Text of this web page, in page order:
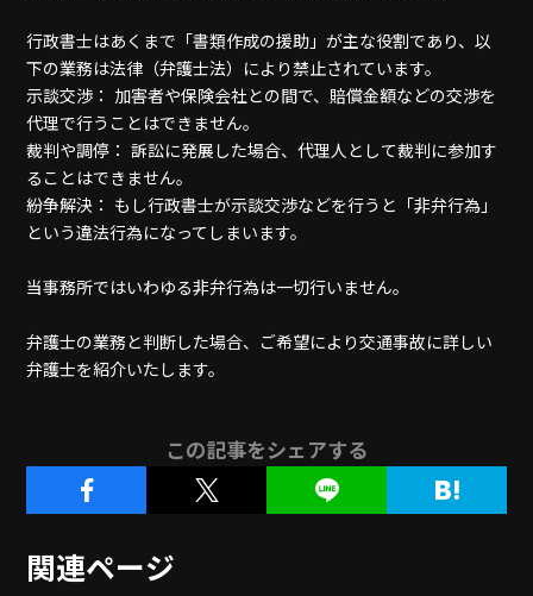
行政書士はあくまで「書類作成の援助」が主な役割であり、以
下の業務は法律（弁護士法）により禁止されています。
示談交渉： 加害者や保険会社との間で、賠償金額などの交渉を
代理で行うことはできません。
裁判や調停： 訴訟に発展した場合、代理人として裁判に参加す
ることはできません。
紛争解決： もし行政書士が示談交渉などを行うと「非弁行為」
という違法行為になってしまいます。
当事務所ではいわゆる非弁行為は一切行いません。
弁護士の業務と判断した場合、ご希望により交通事故に詳しい
弁護士を紹介いたします。
この記事をシェアする
関連ページ